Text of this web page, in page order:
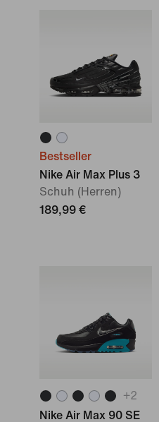
Bestseller
Nike Air Max Plus 3
Schuh (Herren)
189,99 €
+2
Nike Air Max 90 SE